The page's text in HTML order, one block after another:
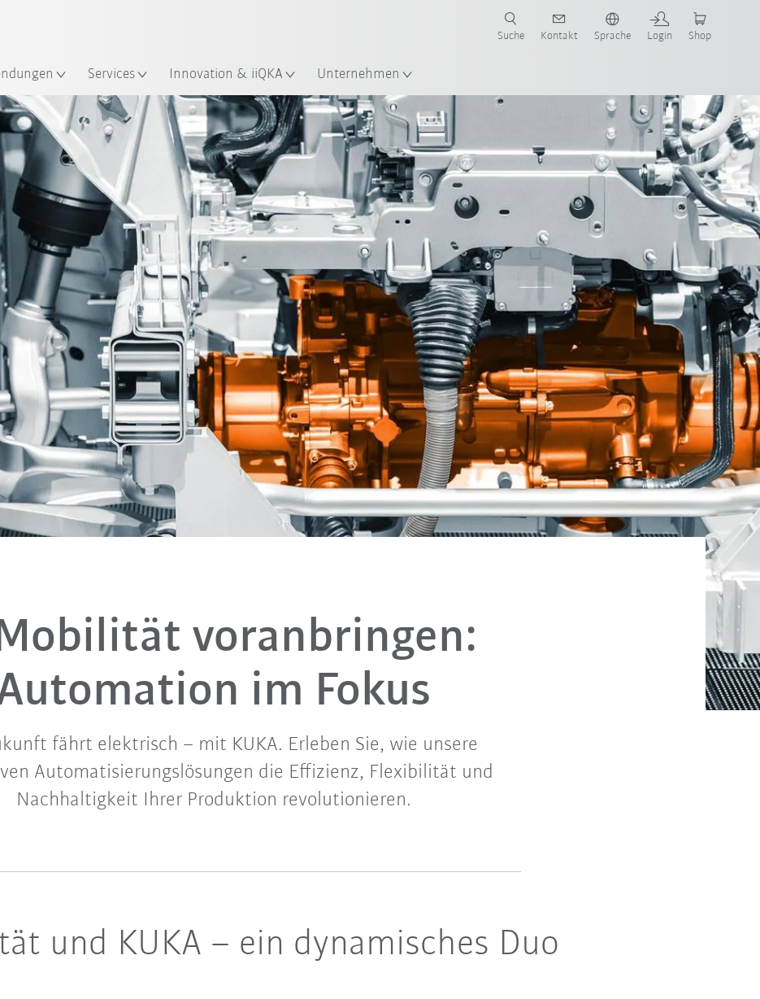
Services Innovation & iiQKA Unternehmen
Suche Kontakt Sprache Login Shop
Vorteile Kontakt Kundenbeispiele Lösungen
voranbringen:
im Fokus
fährt elektrisch – mit KUKA. Erleben Sie, wie unsere
Automatisierungslösungen die Effizienz, Flexibilität und
Nachhaltigkeit Ihrer Produktion revolutionieren.
und KUKA – ein dynamisches Duo